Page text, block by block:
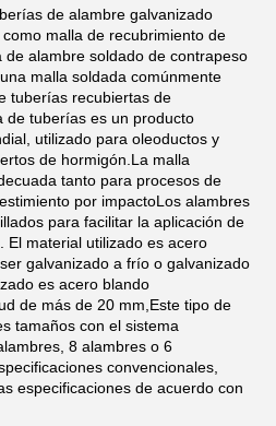
de alambre galvanizado
malla de recubrimiento de
alambre soldado de contrapeso
malla soldada comúnmente
tuberías recubiertas de
de tuberías es un producto
utilizado para oleoductos y
de hormigón.La malla
tanto para procesos de
por impactoLos alambres
para facilitar la aplicación de
El material utilizado es acero
galvanizado a frío o galvanizado
es acero blando
de más de 20 mm,Este tipo de
tamaños con el sistema
8 alambres o 6
convencionales,
especificaciones de acuerdo con